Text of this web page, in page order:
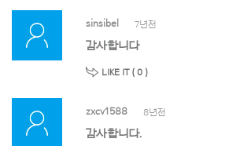
sinsibel 7년전
감사합니다
LIKE IT ( 0 )
zxcv1588 8년전
감사합니다.